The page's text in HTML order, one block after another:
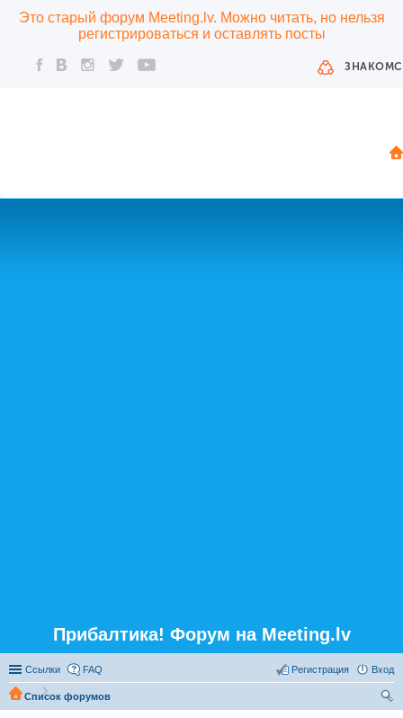
Это старый форум Meeting.lv. Можно читать, но нельзя
регистрироваться и оставлять посты
Прибалтика! Форум на Meeting.lv
Ссылки FAQ Вход
Регистрация
Список форумов